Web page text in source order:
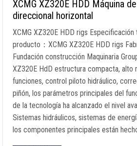
XCMG XZ320E HDD Máquina
direccional horizontal
XCMG XZ320E HDD rigs
producto：XCMG XZ320E HDD rigs
Fundación construcción Maquinaria
XZ320E HdD estructura compacta, alto
funciones, control piloto hidráulico,
piñón, los parámetros principales del
de la tecnología ha alcanzado el nivel
Sistemas hidráulicos, sistemas de
los componentes principales están